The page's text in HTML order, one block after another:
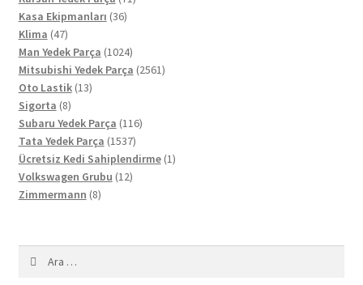
Kasa Ekipmanları 3636
Klima 4747
ürün
Man Yedek Parça 10241024
ürün
Mitsubishi Yedek Parça 25612561
Oto Lastik 1313
Sigorta 88
ürün
Subaru Yedek Parça 116116
Tata Yedek Parça 15371537
ürün
Ücretsiz Kedi Sahiplendirme 11
Volkswagen Grubu 1212
Zimmermann 88